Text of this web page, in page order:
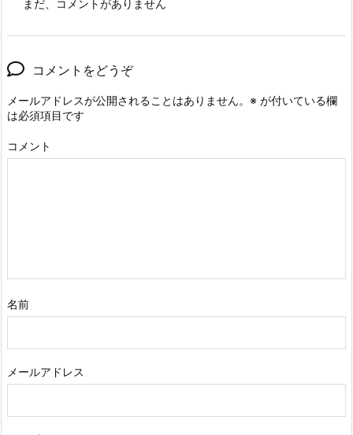
まだ、コメントがありません
コメントをどうぞ
メールアドレスが公開されることはありません。 ※ が付いている欄
は必須項目です
コメント
名前
メールアドレス